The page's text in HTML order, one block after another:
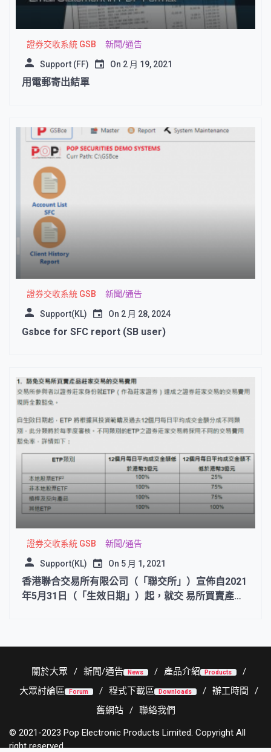
證券交收系統 GSB 新聞/通告
Support (FF) On 2 月 19, 2021
用電郵寄出結單
證券交收系統 GSB 新聞/通告
Support(KL) On 2 月 28, 2024
Gsbce for SFC report (SB user)
證券交收系統 GSB 新聞/通告
Support(KL) On 5 月 1, 2021
香港聯合交易所有限公司（「聯交所」）宣佈自2021
年5月31日（「生效日期」）起，就交 易所買賣產品
關於大眾 新聞/通告 News 產品介紹 Products
大眾討論區 Forum 程式下載區 Downloads
辦工時間
舊網站
聯絡我們
© 2021-2023 Pop Electronic Products Limited. Copyright All
right reserved